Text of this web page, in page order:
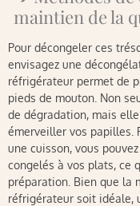
maintien de la
Pour décongeler ces
envisagez une
réfrigérateur permet de
pieds de mouton. Non
de dégradation, mais
émerveiller vos papilles.
une cuisson, vous
congelés à vos plats, ce
préparation. Bien que la
réfrigérateur soit idéale,